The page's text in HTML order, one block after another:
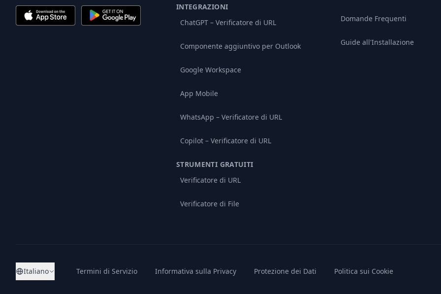
INTEGRAZIONI
ChatGPT – Verificatore di URL
Componente aggiuntivo per Outlook
Google Workspace
App Mobile
WhatsApp – Verificatore di URL
Copilot – Verificatore di URL
STRUMENTI GRATUITI
Verificatore di URL
Verificatore di File
Domande Frequenti
Guide all'Installazione
Italiano Termini di Servizio Informativa sulla Privacy Protezione dei Dati Politica sui Cookie